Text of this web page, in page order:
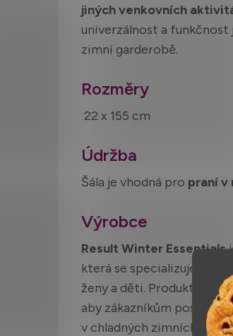
jiných venkovních
univerzálnost a funkčnost
zimní garderobě.
Rozměry
22 x 155 cm
Údržba
Šála je vhodná pro praní v
Výrobce
Result Winter Essentials
která se specializuje na
ženy a děti. Produkty
aby zákazníkům
v chladných zimních